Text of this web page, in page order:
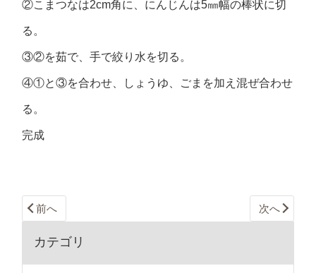
②こまつなは2cm角に、にんじんは5㎜幅の棒状に切
る。
③②を茹で、手で絞り水を切る。
④①と③を合わせ、しょうゆ、ごまを加え混ぜ合わせ
る。
完成
前へ 次へ
カテゴリ